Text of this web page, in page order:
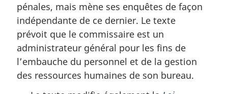
pénales, mais mène ses enquêtes de façon
indépendante de ce dernier. Le texte
prévoit que le commissaire est un
administrateur général pour les fins de
l’embauche du personnel et de la gestion
des ressources humaines de son bureau.